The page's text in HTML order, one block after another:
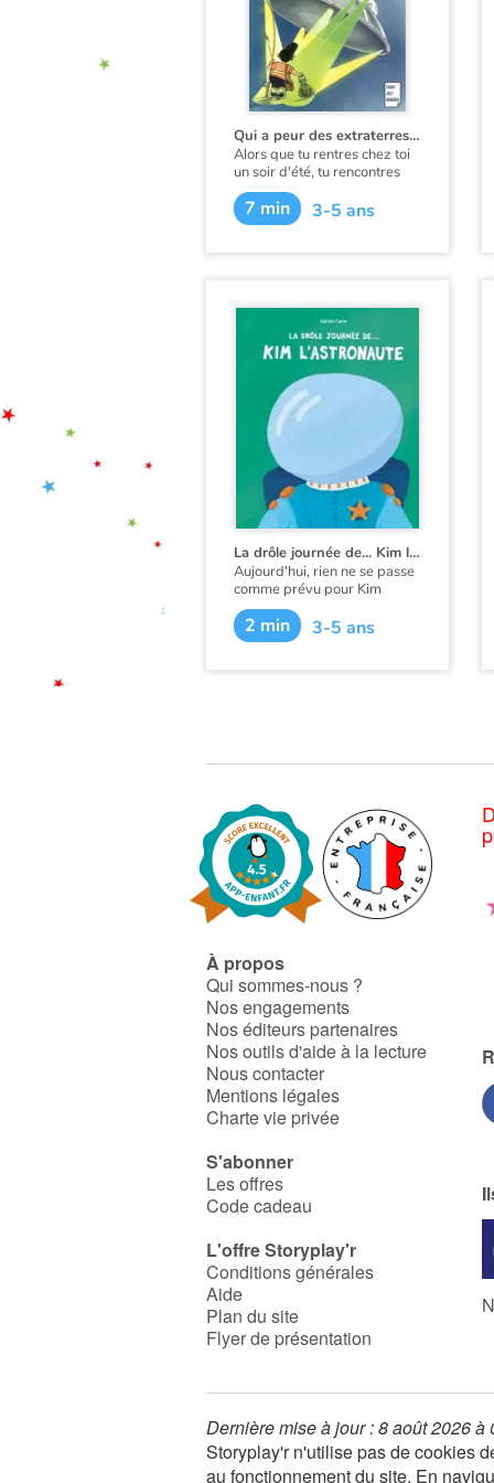
Qui a peur des extraterrestres ?
Alors que tu rentres chez toi
un soir d'été, tu rencontres
des petits extraterrestres qui
se mettent à t'osculter sous
tous les angles dans leur
7 min 3-5 ans
La drôle journée de... Kim l'astronaute
Aujourd'hui, rien ne se passe
comme prévu pour Kim
l'astronaute ! Après avoir
atterri sur une planète
inconnue, elle va trouver,
2 min 3-5 ans
À propos
Qui sommes-nous ?
Nos engagements
Nos éditeurs partenaires
Nos outils d'aide à la lecture
Nous contacter
Mentions légales
Charte vie privée
S'abonner
Les offres
Code cadeau
L'offre Storyplay'r
Conditions générales
Aide
Plan du site
Flyer de présentation
Dernière mise à jour : 8 août 2026 à
Storyplay'r n'utilise pas de cookies
au fonctionnement du site. En